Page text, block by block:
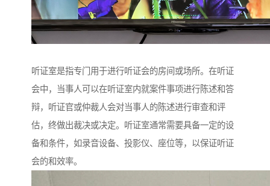
听证室是指专门用于进行听证会的房间或场所。在听证
会中，当事人可以在听证室内就案件事项进行陈述和答
辩，听证官或仲裁人会对当事人的陈述进行审查和评
估，终做出裁决或决定。听证室通常需要具备一定的设
备和条件，如录音设备、投影仪、座位等，以保证听证
会的和效率。